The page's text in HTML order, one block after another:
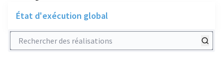
État d'exécution global
Rechercher des réalisations